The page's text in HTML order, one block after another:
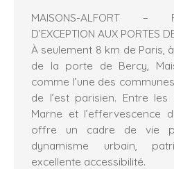
MAISONS-ALFORT –
D’EXCEPTION AUX PORTES
À seulement 8 km de Paris,
de la porte de Bercy,
comme l’une des
de l’est parisien. Entre
Marne et l’effervescence
offre un cadre de vie
dynamisme urbain,
excellente accessibilité.